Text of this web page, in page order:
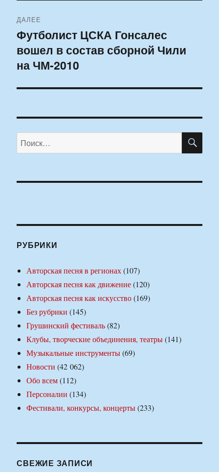
ДАЛЕЕ
Следующая
запись:
Футболист ЦСКА Гонсалес
вошел в состав сборной Чили
на ЧМ-2010
Искать:
РУБРИКИ
Авторская песня в регионах(107)
Авторская песня как движение(120)
Авторская песня как искусство(169)
Без рубрики (145)
Грушинский фестиваль(82)
Клубы, творческие объединения, театры(141)
Музыкальные инструменты(69)
Новости (42 062)
Обо всем(112)
Персоналии (134)
Фестивали, конкурсы, концерты(233)
СВЕЖИЕ ЗАПИСИ